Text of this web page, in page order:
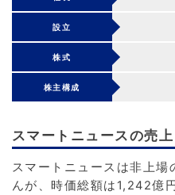
設立
株式
株主構成
スマートニュースの売上
スマートニュースは非上
んが、時価総額は1,242億